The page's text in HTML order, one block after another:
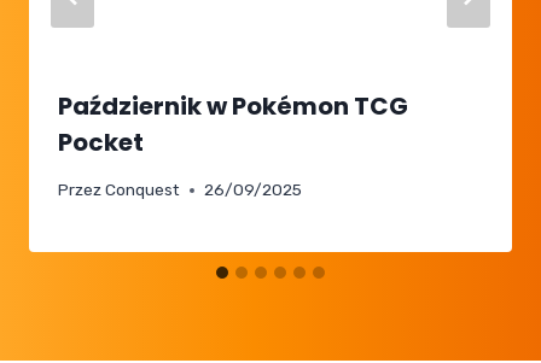
Październik w Pokémon TCG
Pocket
Przez Conquest 26/09/2025